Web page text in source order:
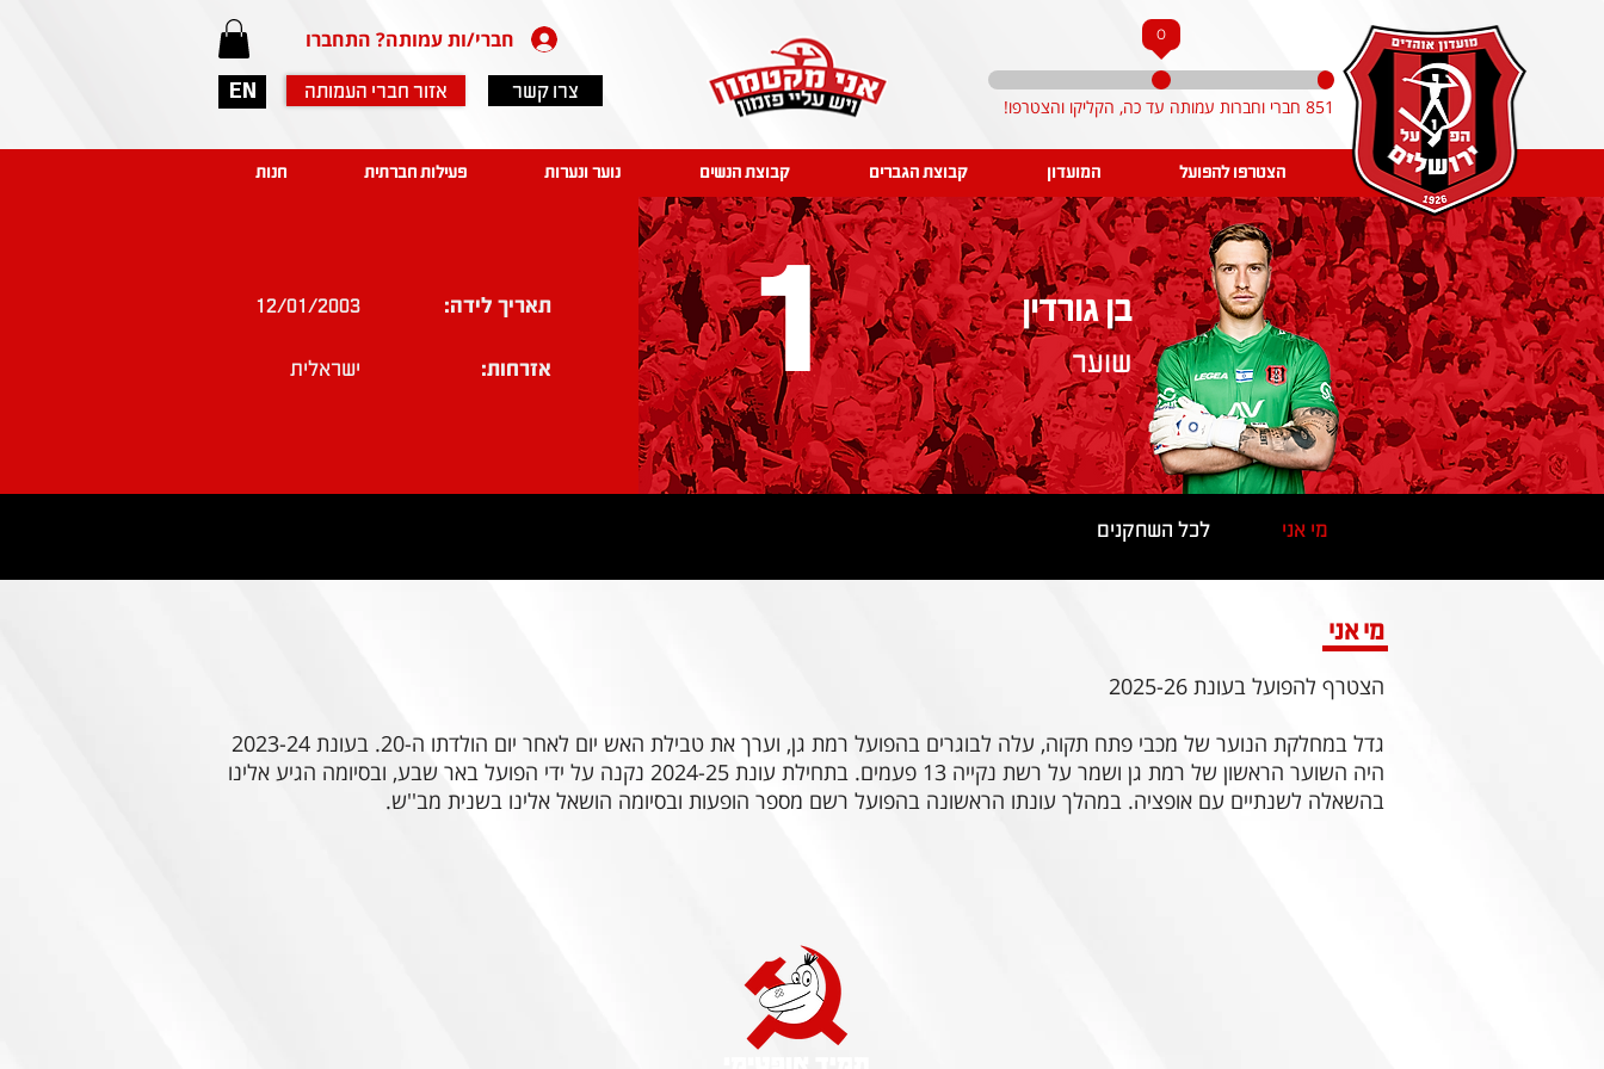
EN
חברי/ות עמותה? התחברו
אזור חברי העמותה צרו קשר
0
851 חברי וחברות עמותה עד כה, הקליקו והצטרפו!
הצטרפו להפועל המועדון קבוצת הגברים קבוצת הנשים נוער ונערות פעילות חברתית חנות
12/01/2003
ישראלית
תאריך לידה:
אזרחות: 1 בן גורדין
שוער
מי אני לכל השחקנים
מי אני
הצטרף להפועל בעונת 2025-26
גדל במחלקת הנוער של מכבי פתח תקוה, עלה לבוגרים בהפועל רמת גן, וערך את טבילת האש יום לאחר יום הולדתו ה-20. בעונת 2023-24
היה השוער הראשון של רמת גן ושמר על רשת נקייה 13 פעמים. בתחילת עונת 2024-25 נקנה על ידי הפועל באר שבע, ובסיומה הגיע אלינו
בהשאלה לשנתיים עם אופציה. במהלך עונתו הראשונה בהפועל רשם מספר הופעות ובסיומה הושאל אלינו בשנית מב''ש.